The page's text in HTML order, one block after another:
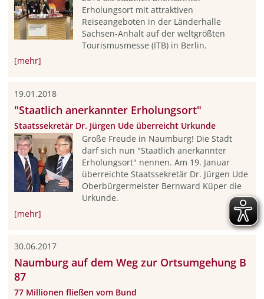
Erholungsort mit attraktiven
Reiseangeboten in der Länderhalle
Sachsen-Anhalt auf der weltgrößten
Tourismusmesse (ITB) in Berlin.
[mehr]
19.01.2018
"Staatlich anerkannter Erholungsort"
Staatssekretär Dr. Jürgen Ude überreicht Urkunde
Große Freude in Naumburg! Die Stadt
darf sich nun "Staatlich anerkannter
Erholungsort" nennen. Am 19. Januar
überreichte Staatssekretär Dr. Jürgen Ude
Oberbürgermeister Bernward Küper die
Urkunde.
[mehr]
30.06.2017
Naumburg auf dem Weg zur Ortsumgehung B
87
77 Millionen fließen vom Bund